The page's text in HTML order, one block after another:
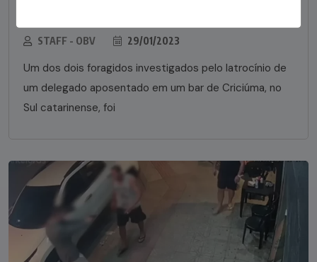
STAFF - OBV 29/01/2023
Um dos dois foragidos investigados pelo latrocínio de
um delegado aposentado em um bar de Criciúma, no
Sul catarinense, foi